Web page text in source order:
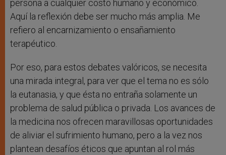
persona a cualquier costo humano y económico.
Aquí la reflexión debe ser mucho más amplia. Me
refiero al encarnizamiento o ensañamiento
terapéutico.
Por eso, para estos debates valóricos, se necesita
una mirada integral, para ver que el tema no es sólo
la eutanasia, y que ésta no entraña solamente un
problema de salud pública o privada. Los avances de
la medicina nos ofrecen maravillosas oportunidades
de aliviar el sufrimiento humano, pero a la vez nos
plantean desafíos éticos que apuntan al rol más